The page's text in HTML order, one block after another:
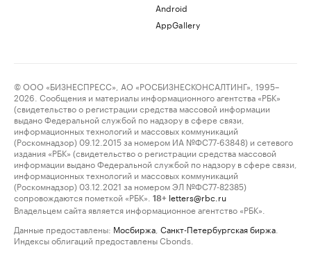
Android
AppGallery
© ООО «БИЗНЕСПРЕСС», АО «РОСБИЗНЕСКОНСАЛТИНГ», 1995–
2026. Сообщения и материалы информационного агентства «РБК»
(свидетельство о регистрации средства массовой информации
выдано Федеральной службой по надзору в сфере связи,
информационных технологий и массовых коммуникаций
(Роскомнадзор) 09.12.2015 за номером ИА №ФС77-63848) и сетевого
издания «РБК» (свидетельство о регистрации средства массовой
информации выдано Федеральной службой по надзору в сфере связи,
информационных технологий и массовых коммуникаций
(Роскомнадзор) 03.12.2021 за номером ЭЛ №ФС77-82385)
сопровождаются пометкой «РБК».
18+ letters@rbc.ru
Владельцем сайта является информационное агентство «РБК».
Данные предоставлены: Мосбиржа Санкт-Петербургская биржа
Индексы облигаций предоставлены Cbonds.